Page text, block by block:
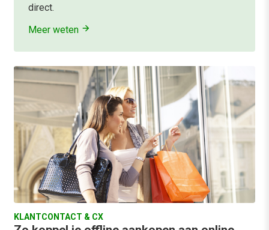
direct.
Meer weten
KLANTCONTACT & CX